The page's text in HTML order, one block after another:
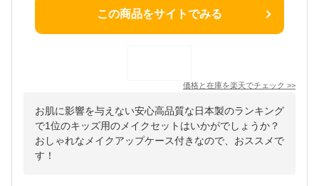
この商品をサイトでみる
価格と在庫を楽天でチェック >>
お肌に影響を与えない安心高品質な日本製のランキング
で1位のキッズ用のメイクセットはいかがでしょうか？
おしゃれなメイクアップケース付きなので、おススメで
す！